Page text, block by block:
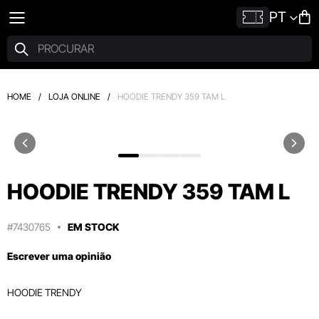
PT
HOME / LOJA ONLINE / HOODIE TRENDY 359 TAM L
HOODIE TRENDY 359 TAM L
#7430765 EM STOCK
Escrever uma opinião
HOODIE TRENDY